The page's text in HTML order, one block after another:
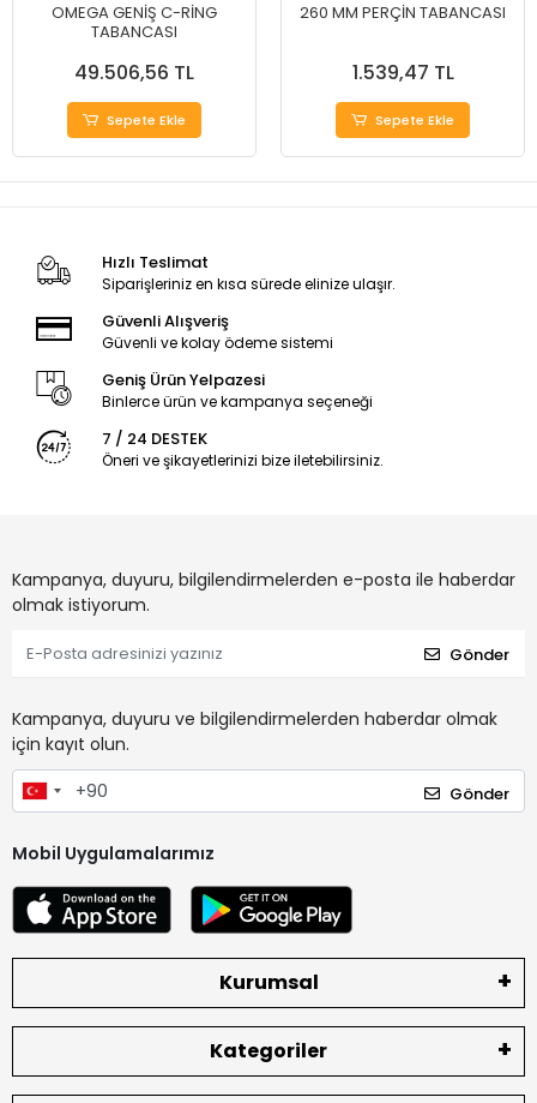
OMEGA GENİŞ C-RİNG
TABANCASI
49.506,56 TL
Sepete Ekle
260 MM PERÇİN TABANCASI
1.539,47 TL
Sepete Ekle
Hızlı Teslimat
Siparişleriniz en kısa sürede elinize ulaşır.
Güvenli Alışveriş
Güvenli ve kolay ödeme sistemi
Geniş Ürün Yelpazesi
Binlerce ürün ve kampanya seçeneği
7 / 24 DESTEK
Öneri ve şikayetlerinizi bize iletebilirsiniz.
Kampanya, duyuru, bilgilendirmelerden e-posta ile haberdar
olmak istiyorum.
Gönder
Kampanya, duyuru ve bilgilendirmelerden haberdar olmak
için kayıt olun.
Gönder
Mobil Uygulamalarımız
Kurumsal
Kategoriler